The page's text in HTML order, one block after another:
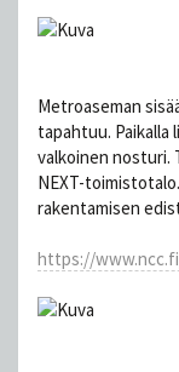
Metroaseman
tapahtuu. Paikalla
valkoinen nosturi.
NEXT-
rakentamisen
https://